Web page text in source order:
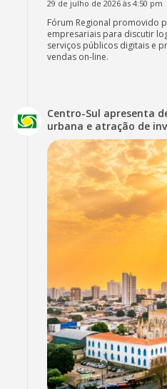
29 de julho de 2026 às 4:50 pm
Fórum Regional promovido
empresariais para discutir
serviços públicos digitais e
vendas on-line.
Centro-Sul apresenta
urbana e atração de